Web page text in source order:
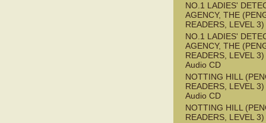
NO.1 LADIES'
AGENCY, THE
READERS, LEVEL
NO.1 LADIES'
AGENCY, THE
READERS, LEVEL
Audio CD
NOTTING HILL
READERS, LEVEL
Audio CD
NOTTING HILL
READERS, LEVEL